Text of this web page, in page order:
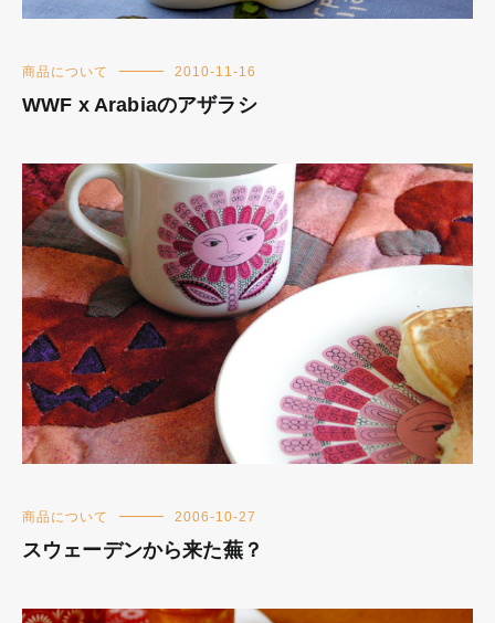
商品について 2010-11-16
WWF x Arabiaのアザラシ
商品について 2006-10-27
スウェーデンから来た蕪？